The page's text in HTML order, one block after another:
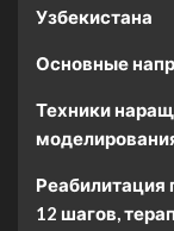
Узбекистана
Основные
Техники
Реабилитация
12 шагов,